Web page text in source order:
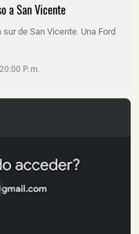
a San Vicente
de San Vicente. Una Ford
P. M.